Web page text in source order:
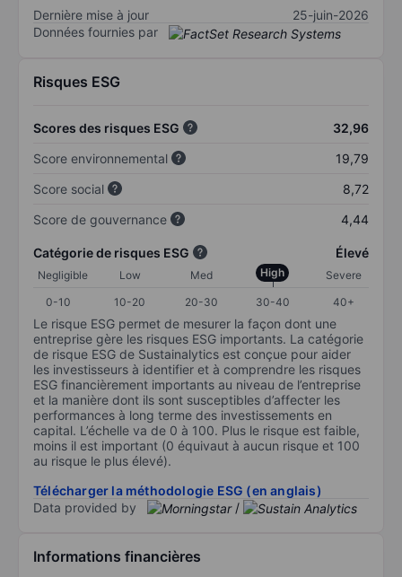
Dernière mise à jour
25-juin-2026
Données fournies par
Risques ESG
Scores des risques ESG
32,96
Score environnemental
19,79
Score social
8,72
Score de gouvernance
4,44
Catégorie de risques ESG Élevé
Negligible Low Med High
Severe
0-10
10-20 20-30 30-40 40+
Le risque ESG permet de mesurer la façon dont une
entreprise gère les risques ESG importants. La catégorie
de risque ESG de Sustainalytics est conçue pour aider
les investisseurs à identifier et à comprendre les risques
ESG financièrement importants au niveau de l’entreprise
et la manière dont ils sont susceptibles d’affecter les
performances à long terme des investissements en
capital. L’échelle va de 0 à 100. Plus le risque est faible,
moins il est important (0 équivaut à aucun risque et 100
au risque le plus élevé).
Télécharger la méthodologie ESG (en anglais)
Data provided by
/
Informations financières